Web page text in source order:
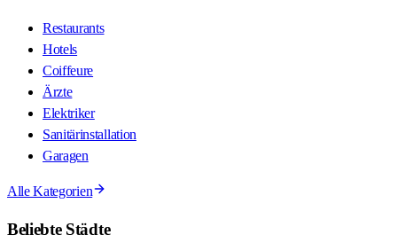
Restaurants
Hotels
Coiffeure
Ärzte
Elektriker
Sanitärinstallation
Garagen
Alle Kategorien
Beliebte Städte